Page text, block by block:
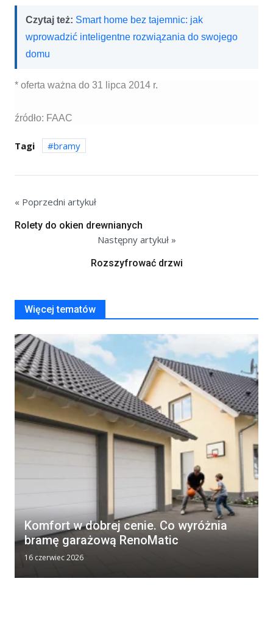
Czytaj też: Smart home bez tajemnic: jak
wprowadzić inteligentne rozwiązania do swojego
domu
* oferta ważna do 31 lipca 2014 r.
źródło: FAAC
Tagi bramy
« Poprzedni artykuł
Rolety do okien drewnianych
Następny artykuł »
Rozszyfrować drzwi
Więcej tematów
Komfort w dobrej cenie. Co wyróżnia
bramę garażową RenoMatic
16 czerwiec 2026